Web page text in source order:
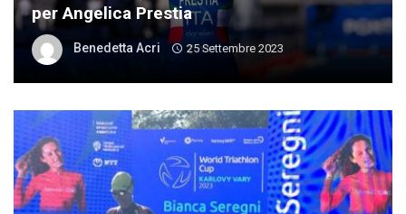
per Angelica Prestia
Benedetta Acri 25 Settembre 2023